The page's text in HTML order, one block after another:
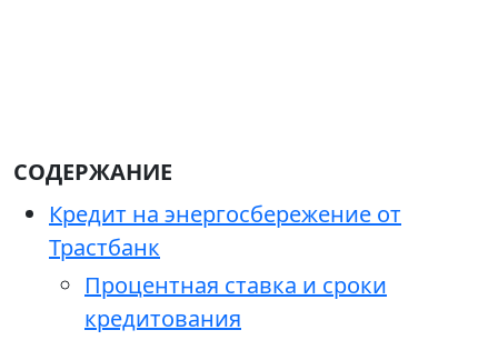
СОДЕРЖАНИЕ
Кредит на энергосбережение от
Трастбанк
Процентная ставка и сроки
кредитования